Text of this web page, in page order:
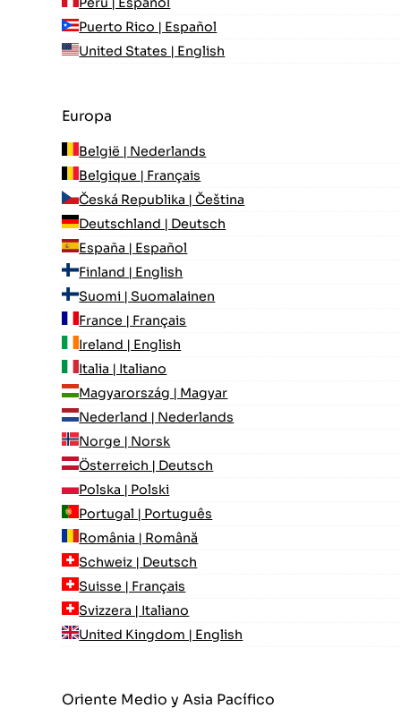
Puerto Rico | Español
United States | English
Europa
België | Nederlands
Belgique | Français
Česká Republika | Čeština
Deutschland | Deutsch
España | Español
Finland | English
Suomi | Suomalainen
France | Français
Ireland | English
Italia | Italiano
Magyarország | Magyar
Nederland | Nederlands
Norge | Norsk
Österreich | Deutsch
Polska | Polski
Portugal | Português
România | Română
Schweiz | Deutsch
Suisse | Français
Svizzera | Italiano
United Kingdom | English
Oriente Medio y Asia Pacífico